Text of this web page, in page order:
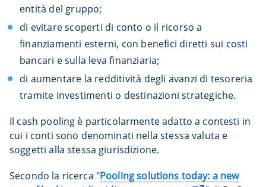
entità del gruppo;
di evitare scoperti di conto o il ricorso a
finanziamenti esterni, con benefici diretti sui costi
bancari e sulla leva finanziaria;
di aumentare la redditività degli avanzi di tesoreria
tramite investimenti o destinazioni strategiche.
Il cash pooling è particolarmente adatto a contesti in
cui i conti sono denominati nella stessa valuta e
soggetti alla stessa giurisdizione.
Secondo la ricerca "Pooling solutions today: a new